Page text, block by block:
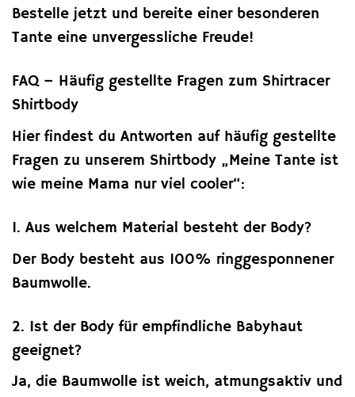
Bestelle jetzt und bereite einer besonderen
Tante eine unvergessliche Freude!
FAQ – Häufig gestellte Fragen zum Shirtracer
Shirtbody
Hier findest du Antworten auf häufig gestellte
Fragen zu unserem Shirtbody „Meine Tante ist
wie meine Mama nur viel cooler“:
1. Aus welchem Material besteht der Body?
Der Body besteht aus 100% ringgesponnener
Baumwolle.
2. Ist der Body für empfindliche Babyhaut
geeignet?
Ja, die Baumwolle ist weich, atmungsaktiv und